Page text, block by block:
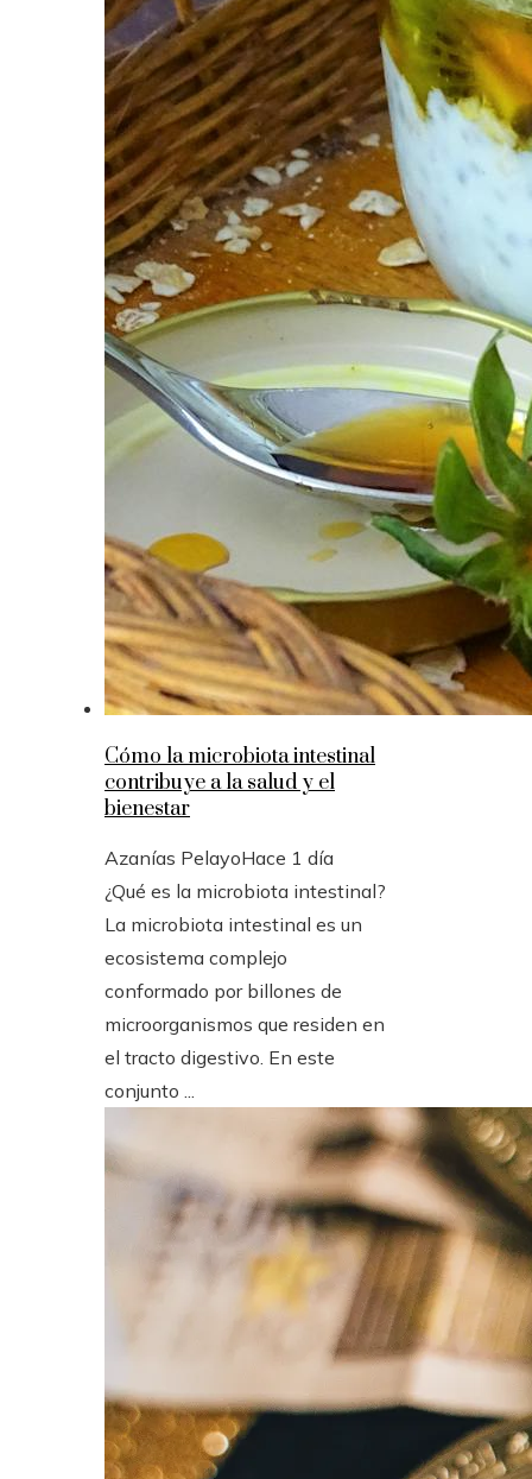
Cómo la microbiota intestinal
contribuye a la salud y el
bienestar
Azanías PelayoHace 1 día
¿Qué es la microbiota intestinal?
La microbiota intestinal es un
ecosistema complejo
conformado por billones de
microorganismos que residen en
el tracto digestivo. En este
conjunto ...